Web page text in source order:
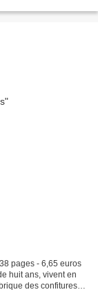
pages - 6,65 euros
huit ans, vivent en
des confitures